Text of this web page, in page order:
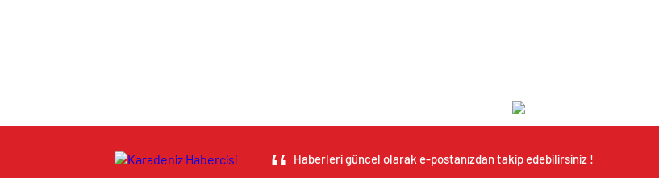
Haberleri güncel olarak e-postanızdan takip edebilirsiniz !